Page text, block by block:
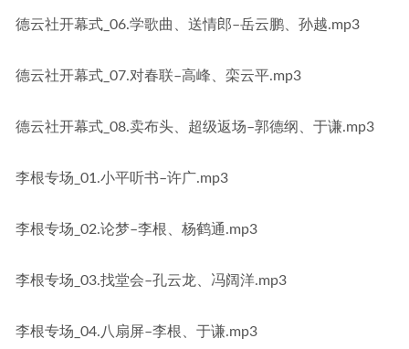
德云社开幕式_06.学歌曲、送情郎–岳云鹏、孙越.mp3
德云社开幕式_07.对春联–高峰、栾云平.mp3
德云社开幕式_08.卖布头、超级返场–郭德纲、于谦.mp3
李根专场_01.小平听书–许广.mp3
李根专场_02.论梦–李根、杨鹤通.mp3
李根专场_03.找堂会–孔云龙、冯阔洋.mp3
李根专场_04.八扇屏–李根、于谦.mp3